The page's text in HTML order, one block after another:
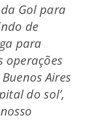
Gol para
de
para
operações
Aires
do sol’,